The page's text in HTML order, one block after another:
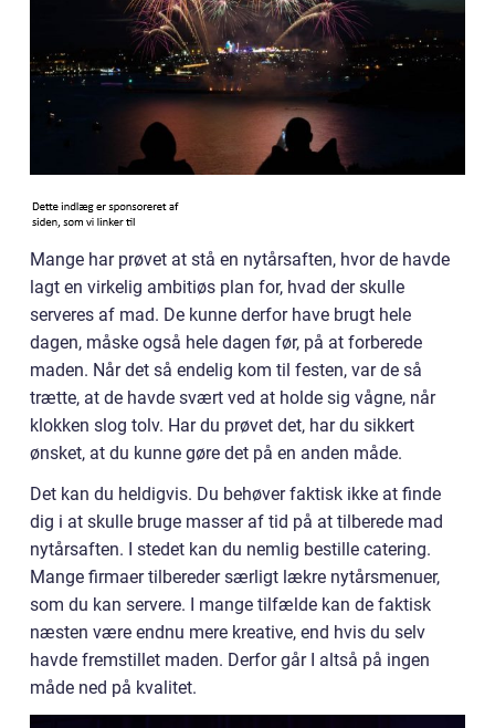
Mange har prøvet at stå en nytårsaften, hvor de havde
lagt en virkelig ambitiøs plan for, hvad der skulle
serveres af mad. De kunne derfor have brugt hele
dagen, måske også hele dagen før, på at forberede
maden. Når det så endelig kom til festen, var de så
trætte, at de havde svært ved at holde sig vågne, når
klokken slog tolv. Har du prøvet det, har du sikkert
ønsket, at du kunne gøre det på en anden måde.
Det kan du heldigvis. Du behøver faktisk ikke at finde
dig i at skulle bruge masser af tid på at tilberede mad
nytårsaften. I stedet kan du nemlig bestille catering.
Mange firmaer tilbereder særligt lækre nytårsmenuer,
som du kan servere. I mange tilfælde kan de faktisk
næsten være endnu mere kreative, end hvis du selv
havde fremstillet maden. Derfor går I altså på ingen
måde ned på kvalitet.